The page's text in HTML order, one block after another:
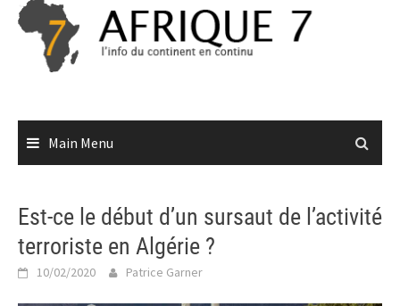
Skip
content
Main Menu
Est-ce le début d’un sursaut de l’activité
terroriste en Algérie ?
10/02/2020 Patrice Garner